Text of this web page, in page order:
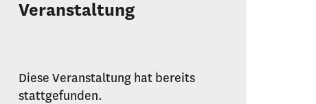
Veranstaltung
Diese Veranstaltung hat bereits
stattgefunden.